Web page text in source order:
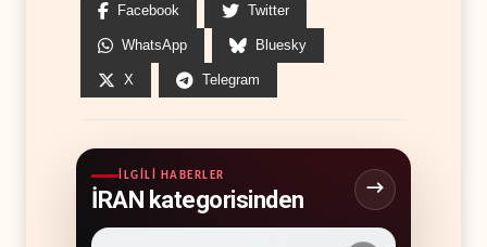
Facebook Twitter
WhatsApp Bluesky
X Telegram
İLGILI HABERLER
İRAN kategorisinden